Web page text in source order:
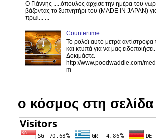
Ο Γιάννης .....όπουλος άρχισε την ημέρα του
βάζοντας το ξυπνητήρι του (MADE IN JAPAN)
πρωί... ...
Countertime
Το ρολόϊ αυτό μετρά
και κτυπά για να μας ειδοποιήσει.
Δοκιμάστε.
http://www.poodwaddle.com/
m
ο κόσμος στη